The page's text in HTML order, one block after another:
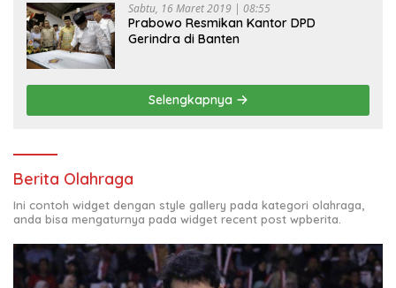
Sabtu, 16 Maret 2019 | 08:55
Prabowo Resmikan Kantor DPD
Gerindra di Banten
Selengkapnya
Berita Olahraga
Ini contoh widget dengan style gallery pada kategori olahraga,
anda bisa mengaturnya pada widget recent post wpberita.